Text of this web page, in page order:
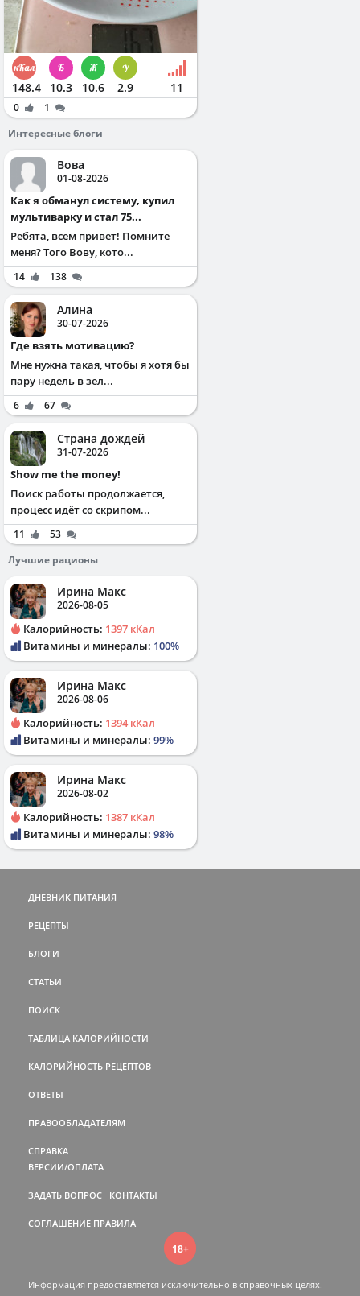
148.4 10.3 10.6 2.9 11
0
1
Интересные блоги
Вова
01-08-2026
Как я обманул систему, купил
мультиварку и стал 75...
Ребята, всем привет! Помните
меня? Того Вову, кото...
14 138
Алина
30-07-2026
Где взять мотивацию?
Мне нужна такая, чтобы я хотя бы
пару недель в зел...
6 67
Страна дождей
31-07-2026
Show me the money!
Поиск работы продолжается,
процесс идёт со скрипом...
11
53
Лучшие рационы
Ирина Макс
2026-08-05
Калорийность: 1397 кКал
Витамины и минералы: 100%
Ирина Макс
2026-08-06
Калорийность: 1394 кКал
Витамины и минералы: 99%
Ирина Макс
2026-08-02
Калорийность: 1387 кКал
Витамины и минералы: 98%
ДНЕВНИК ПИТАНИЯ
РЕЦЕПТЫ
БЛОГИ
СТАТЬИ
ПОИСК
ТАБЛИЦА КАЛОРИЙНОСТИ
КАЛОРИЙНОСТЬ РЕЦЕПТОВ
ОТВЕТЫ
ПРАВООБЛАДАТЕЛЯМ
СПРАВКА
ВЕРСИИ/ОПЛАТА
ЗАДАТЬ ВОПРОС КОНТАКТЫ
СОГЛАШЕНИЕ ПРАВИЛА
18+
Информация предоставляется исключительно в справочных целях.